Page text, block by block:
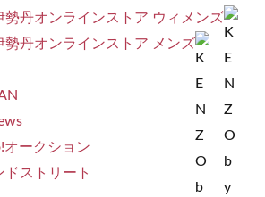
勢丹オンラインストア ウィメンズ
勢丹オンラインストア メンズ
オークション
ドストリート